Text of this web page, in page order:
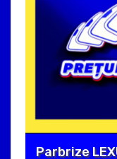
Parbrize